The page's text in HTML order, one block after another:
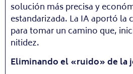
solución más precisa y
estandarizada. La IA aportó la
para tomar un camino que,
nitidez.
Eliminando el «ruido» de la